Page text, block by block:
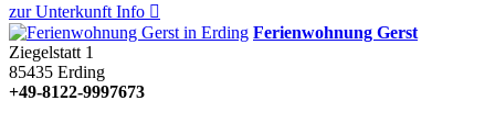
zur Unterkunft Info 
Ferienwohnung Gerst
Ziegelstatt 1
85435 Erding
+49-8122-9997673